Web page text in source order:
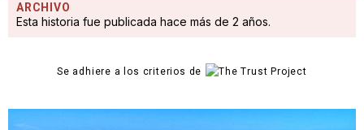
ARCHIVO
Esta historia fue publicada hace más de 2 años.
Se adhiere a los criterios de